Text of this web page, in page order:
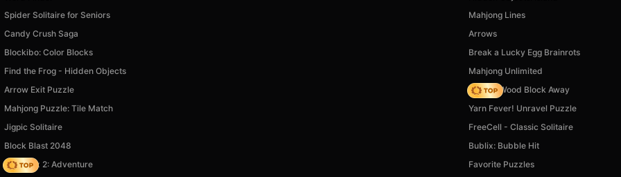
Spider Solitaire for Seniors
Mahjong Lines
Candy Crush Saga
Arrows
Blockibo: Color Blocks
Break a Lucky Egg Brainrots
Find the Frog - Hidden Objects
Mahjong Unlimited
Arrow Exit Puzzle
Tap 3D Wood Block Away
Mahjong Puzzle: Tile Match
Yarn Fever! Unravel Puzzle
Jigpic Solitaire
FreeCell - Classic Solitaire
Block Blast 2048
Bublix: Bubble Hit
Vega Mix 2: Adventure
Favorite Puzzles